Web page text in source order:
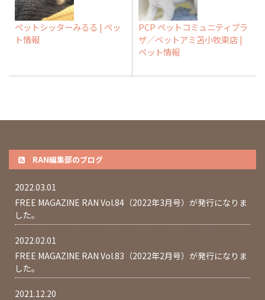
ペットシッターみるる | ペッ
ト情報
PCP ペットコミュニティプラ
ザ／ペットアミ苫小牧東店 |
ペット情報
RAN編集部のブログ
2022.03.01
FREE MAGAZINE RAN Vol.84（2022年3月号）が発行になりま
した。
2022.02.01
FREE MAGAZINE RAN Vol.83（2022年2月号）が発行になりま
した。
2021.12.20